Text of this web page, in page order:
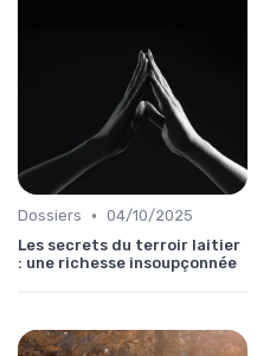
Dossiers • 04/10/2025
Les secrets du terroir laitier
: une richesse insoupçonnée